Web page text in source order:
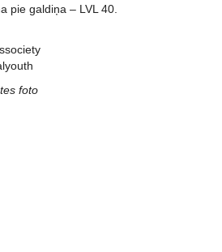
pie galdiņa – LVL 40.
foto